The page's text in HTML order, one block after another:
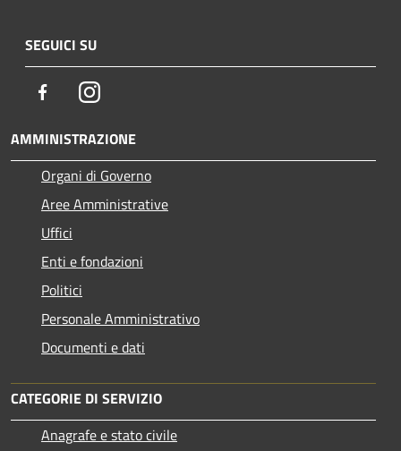
SEGUICI SU
FacebookInstagram
AMMINISTRAZIONE
Organi di Governo
Aree Amministrative
Uffici
Enti e fondazioni
Politici
Personale Amministrativo
Documenti e dati
CATEGORIE DI SERVIZIO
Anagrafe e stato civile